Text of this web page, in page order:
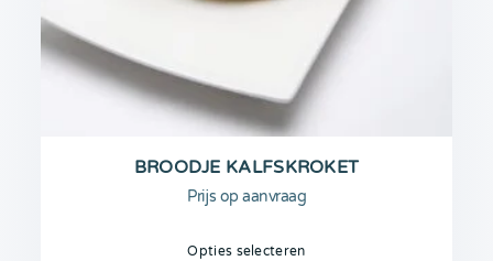
BROODJE KALFSKROKET
Prijs op aanvraag
Opties selecteren